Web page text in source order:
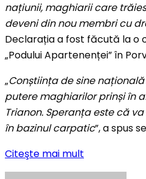
națiunii, maghiarii care
deveni din nou membri cu
Declarația a fost făcută la o
„Podului Apartenenței” în
„Conștiința de sine
putere maghiarilor prinși în
Trianon. Speranța este că
în bazinul carpatic”, a spus
Citeşte mai mult